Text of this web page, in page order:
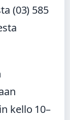
(03) 585
kello 10–